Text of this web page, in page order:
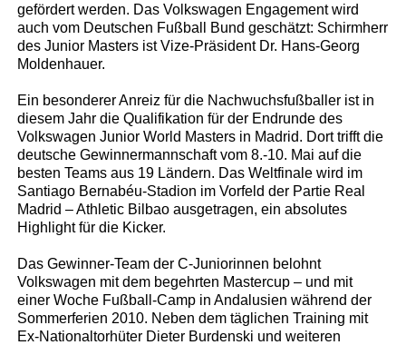
gefördert werden. Das Volkswagen Engagement wird
auch vom Deutschen Fußball Bund geschätzt: Schirmherr
des Junior Masters ist Vize-Präsident Dr. Hans-Georg
Moldenhauer.
Ein besonderer Anreiz für die Nachwuchsfußballer ist in
diesem Jahr die Qualifikation für der Endrunde des
Volkswagen Junior World Masters in Madrid. Dort trifft die
deutsche Gewinnermannschaft vom 8.-10. Mai auf die
besten Teams aus 19 Ländern. Das Weltfinale wird im
Santiago Bernabéu-Stadion im Vorfeld der Partie Real
Madrid – Athletic Bilbao ausgetragen, ein absolutes
Highlight für die Kicker.
Das Gewinner-Team der C-Juniorinnen belohnt
Volkswagen mit dem begehrten Mastercup – und mit
einer Woche Fußball-Camp in Andalusien während der
Sommerferien 2010. Neben dem täglichen Training mit
Ex-Nationaltorhüter Dieter Burdenski und weiteren